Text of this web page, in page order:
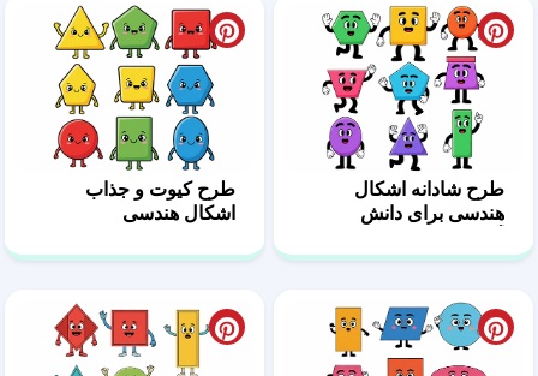
طرح شادانه اشکال
هندسی برای دانش
طرح کیوت و جذاب
اشکال هندسی